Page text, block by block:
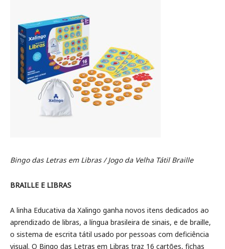
Bingo das Letras em Libras /Jogo da Velha Tátil Braille
BRAILLE E LIBRAS
A linha Educativa da Xalingo ganha novos itens dedicados ao
aprendizado de libras, a língua brasileira de sinais, e de braille,
o sistema de escrita tátil usado por pessoas com deficiência
visual. O Bingo das Letras em Libras traz 16 cartões, fichas